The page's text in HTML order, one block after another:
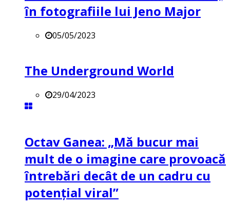
în fotografiile lui Jeno Major
05/05/2023
The Underground World
29/04/2023
Octav Ganea: „Mă bucur mai
mult de o imagine care provoacă
întrebări decât de un cadru cu
potenţial viral”